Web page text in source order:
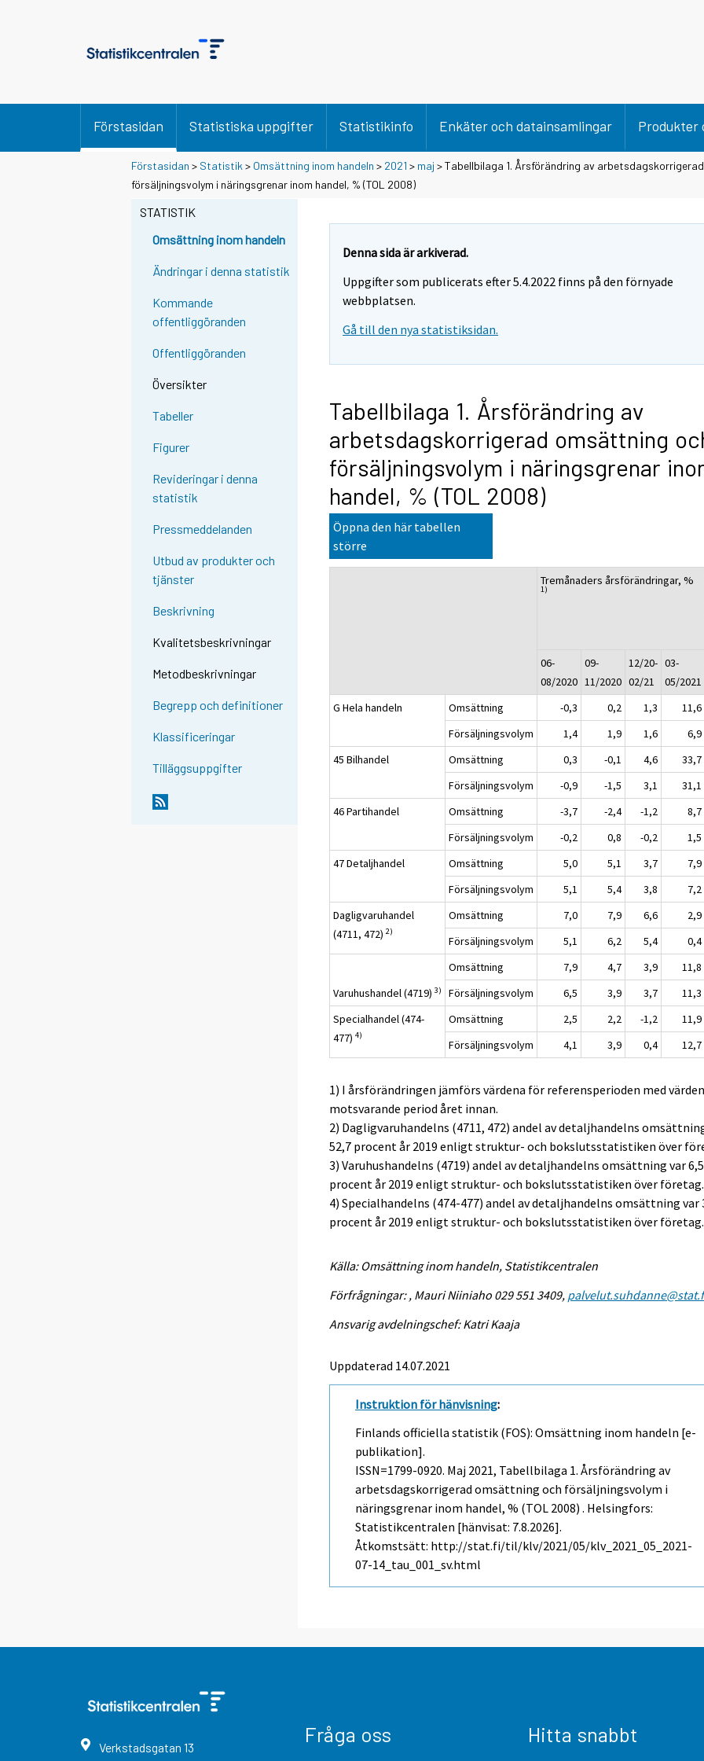
Förstasidan Statistiska uppgifter Statistikinfo Enkäter och datainsamlingar Produkter
Förstasidan > Statistik > Omsättning inom handeln > 2021 > maj > Tabellbilaga 1. Årsförändring av
försäljningsvolym i näringsgrenar inom handel, % (TOL 2008)
STATISTIK
Omsättning inom handeln
Ändringar i denna statistik
Kommande
offentliggöranden
Offentliggöranden
Översikter
Tabeller
Figurer
Revideringar i denna
statistik
Pressmeddelanden
Utbud av produkter och
tjänster
Beskrivning
Kvalitetsbeskrivningar
Metodbeskrivningar
Begrepp och definitioner
Klassificeringar
Tilläggsuppgifter
Denna sida är arkiverad.
Uppgifter som publicerats efter 5.4.2022 finns på den förnyade
webbplatsen.
Gå till den nya statistiksidan.
Tabellbilaga 1. Årsförändring av
arbetsdagskorrigerad omsättning
försäljningsvolym i näringsgrenar
handel, % (TOL 2008)
Öppna den här tabellen
större
Tremånaders årsförändringar, %
1)
06-
08/2020
09-
11/2020
12/20-
02/21
03-
05/2021
G Hela handeln Omsättning -0,3 0,2 1,3 11,6
Försäljningsvolym
1,4 1,9 1,6 6,9
45 Bilhandel
Omsättning 0,3 -0,1 4,6 33,7
Försäljningsvolym
-0,9 -1,5 3,1 31,1
46 Partihandel
Omsättning -3,7 -2,4 -1,2 8,7
Försäljningsvolym
-0,2 0,8 -0,2 1,5
47 Detaljhandel
Omsättning 5,0 5,1 3,7 7,9
Försäljningsvolym
5,1 5,4 3,8 7,2
Dagligvaruhandel
(4711, 472)2)
Omsättning 7,0 7,9 6,6 2,9
Försäljningsvolym
5,1 6,2 5,4 0,4
Varuhushandel (4719)3)
Omsättning 7,9 4,7 3,9 11,8
Försäljningsvolym
6,5 3,9 3,7 11,3
Specialhandel (474-
477)4)
Omsättning 2,5 2,2 -1,2 11,9
Försäljningsvolym
4,1 3,9 0,4 12,7
1) I årsförändringen jämförs värdena för referensperioden med
motsvarande period året innan.
2) Dagligvaruhandelns (4711, 472) andel av detaljhandelns
52,7 procent år 2019 enligt struktur- och bokslutsstatistiken över
3) Varuhushandelns (4719) andel av detaljhandelns omsättning var 6,5
procent år 2019 enligt struktur- och bokslutsstatistiken över företag.
4) Specialhandelns (474-477) andel av detaljhandelns omsättning var
procent år 2019 enligt struktur- och bokslutsstatistiken över företag.
Källa: Omsättning inom handeln, Statistikcentralen
Förfrågningar: , Mauri Niiniaho 029 551 3409,
Ansvarig avdelningschef: Katri Kaaja
Uppdaterad 14.07.2021
Instruktion för hänvisning:
Finlands officiella statistik (FOS): Omsättning inom handeln [e-
publikation].
ISSN=1799-0920. Maj 2021, Tabellbilaga 1. Årsförändring av
arbetsdagskorrigerad omsättning och försäljningsvolym i
näringsgrenar inom handel, % (TOL 2008) . Helsingfors:
Statistikcentralen [hänvisat: 7.8.2026].
Åtkomstsätt: http://stat.fi/til/klv/2021/05/klv_2021_05_2021-
07-14_tau_001_sv.html
Verkstadsgatan 13
Fråga oss Hitta snabbt